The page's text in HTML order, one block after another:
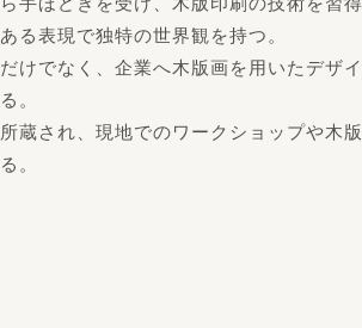
る表現で独特の世界観を持つ。
けでなく、企業へ木版画を用いたデザ
。
蔵され、現地でのワークショップや木
。